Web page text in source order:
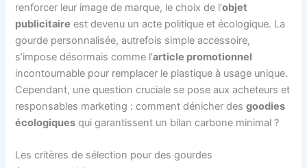
renforcer leur image de marque, le choix de l’objet
publicitaire est devenu un acte politique et écologique. La
gourde personnalisée, autrefois simple accessoire,
s’impose désormais comme l’article promotionnel
incontournable pour remplacer le plastique à usage unique.
Cependant, une question cruciale se pose aux acheteurs et
responsables marketing : comment dénicher desgoodies
écologiques qui garantissent un bilan carbone minimal ?
Les critères de sélection pour des gourdes